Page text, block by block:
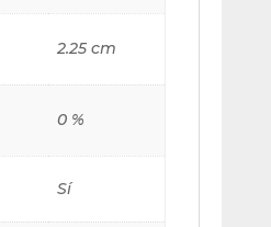
2.25 cm
0 %
Sí